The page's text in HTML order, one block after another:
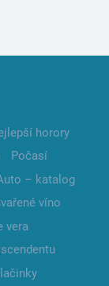
horory
Počasí
– katalog
víno
vera